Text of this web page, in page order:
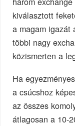
kiválasztott
a magam igazát
többi nagy
közismerten a
Ha
a csúcshoz
az összes
átlagosan a 10-